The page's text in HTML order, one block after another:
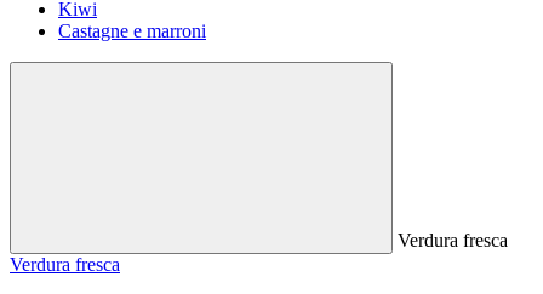
Kiwi
Castagne e marroni
Verdura fresca
Verdura fresca